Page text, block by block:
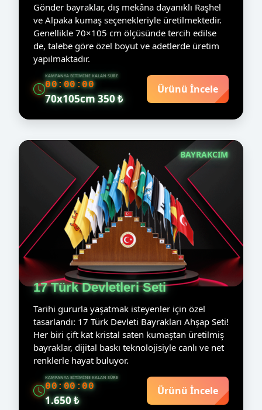
Gönder bayraklar, dış mekâna dayanıklı Raşhel
ve Alpaka kumaş seçenekleriyle üretilmektedir.
Genellikle 70×105 cm ölçüsünde tercih edilse
de, talebe göre özel boyut ve adetlerde üretim
yapılmaktadır.
KAMPANYA BITIMINE KALAN SÜRE
00:00:00
70x105cm 350 ₺
Ürünü İncele
BAYRAKCIM
17 Türk Devletleri Seti
Tarihi gururla yaşatmak isteyenler için özel
tasarlandı: 17 Türk Devleti Bayrakları Ahşap Seti!
Her biri çift kat kristal saten kumaştan üretilmiş
bayraklar, dijital baskı teknolojisiyle canlı ve net
renklerle hayat buluyor.
KAMPANYA BITIMINE KALAN SÜRE
00:00:00
1.650 ₺
Ürünü İncele